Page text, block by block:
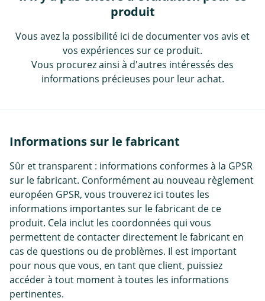
produit
Vous avez la possibilité ici de documenter vos avis et
vos expériences sur ce produit.
Vous procurez ainsi à d'autres intéressés des
informations précieuses pour leur achat.
Informations sur le fabricant
Sûr et transparent : informations conformes à la GPSR
sur le fabricant. Conformément au nouveau règlement
européen GPSR, vous trouverez ici toutes les
informations importantes sur le fabricant de ce
produit. Cela inclut les coordonnées qui vous
permettent de contacter directement le fabricant en
cas de questions ou de problèmes. Il est important
pour nous que vous, en tant que client, puissiez
accéder à tout moment à toutes les informations
pertinentes.